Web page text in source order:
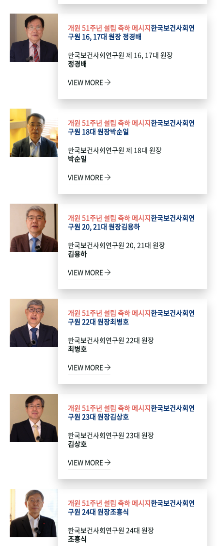
개원 51주년 설립 축하 메시지한국보건사회연
구원 16, 17대 원장 정경배
한국보건사회연구원 제 16, 17대 원장
정경배
VIEW MORE
개원 51주년 설립 축하 메시지한국보건사회연
구원 18대 원장박순일
한국보건사회연구원 제 18대 원장
박순일
VIEW MORE
개원 51주년 설립 축하 메시지한국보건사회연
구원 20, 21대 원장김용하
한국보건사회연구원 20, 21대 원장
김용하
VIEW MORE
개원 51주년 설립 축하 메시지한국보건사회연
구원 22대 원장최병호
한국보건사회연구원 22대 원장
최병호
VIEW MORE
개원 51주년 설립 축하 메시지한국보건사회연
구원 23대 원장김상호
한국보건사회연구원 23대 원장
김상호
VIEW MORE
개원 51주년 설립 축하 메시지한국보건사회연
구원 24대 원장조흥식
한국보건사회연구원 24대 원장
조흥식